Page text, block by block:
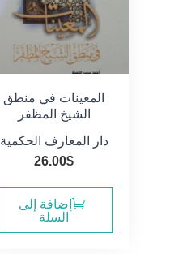
المعينات في منطق
الشيخ المظفر
دار المعارف الحكمية
26.00$
إضافة إلى
السلة